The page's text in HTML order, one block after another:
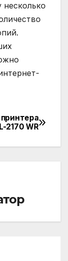
2170 WR